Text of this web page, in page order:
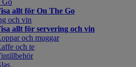
Go
allt för On The Go
och vin
allt för servering och vin
och muggar
och te